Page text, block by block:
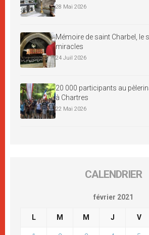
28 Mai 2026
Mémoire de saint Charbel, le
miracles
24 Juil 2026
20 000 participants au
à Chartres
22 Mai 2026
CALENDRIER
février 2021
L M M J V